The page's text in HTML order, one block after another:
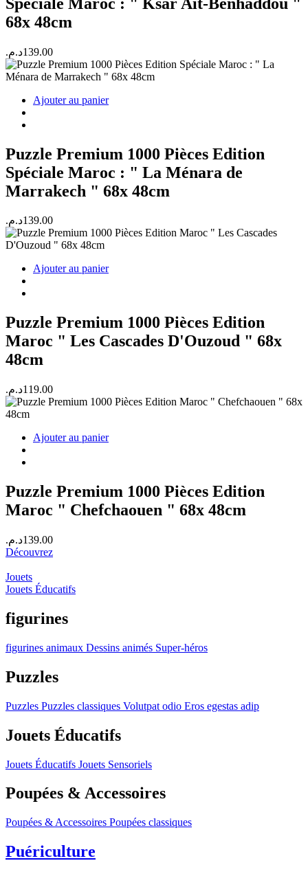
68x 48cm
139.00د.م.
Ajouter au panier
Puzzle Premium 1000 Pièces Edition
Spéciale Maroc : " La Ménara de
Marrakech " 68x 48cm
139.00د.م.
Ajouter au panier
Puzzle Premium 1000 Pièces Edition
Maroc " Les Cascades D'Ouzoud " 68x
48cm
119.00د.م.
Ajouter au panier
Puzzle Premium 1000 Pièces Edition
Maroc " Chefchaouen " 68x 48cm
139.00د.م.
Découvrez
Jouets
Jouets Éducatifs
figurines
figurines animaux Dessins animés Super-héros
Puzzles
Puzzles Puzzles classiques Volutpat odio Eros egestas adip
Jouets Éducatifs
Jouets Éducatifs Jouets Sensoriels
Poupées & Accessoires
Poupées & Accessoires Poupées classiques
Puériculture